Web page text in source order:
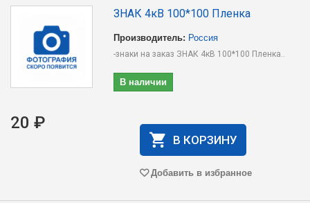
ЗНАК 4кВ 100*100 Пленка
Производитель: Россия
-знаки на заказ ЗНАК 4кВ 100*100 Пленка..
В наличии
20 ₽
В КОРЗИНУ
Добавить в избранное